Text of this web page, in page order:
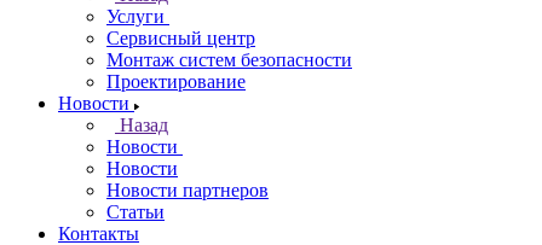
Услуги
Сервисный центр
Монтаж систем безопасности
Проектирование
Новости
Назад
Новости
Новости
Новости партнеров
Статьи
Контакты